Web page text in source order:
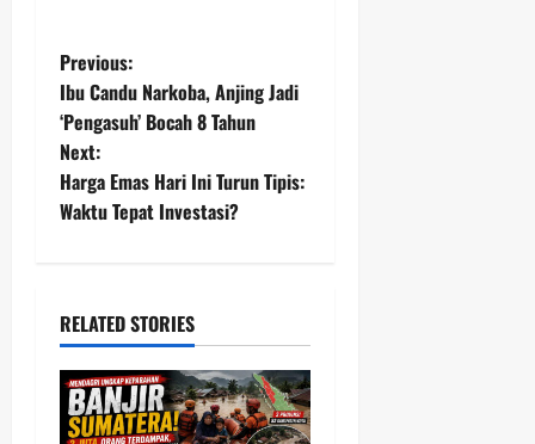
P
o
s
t
a
v
Previous:
Ibu Candu Narkoba, Anjing Jadi
‘Pengasuh’ Bocah 8 Tahun
Next:
Harga Emas Hari Ini Turun Tipis:
Waktu Tepat Investasi?
RELATED STORIES